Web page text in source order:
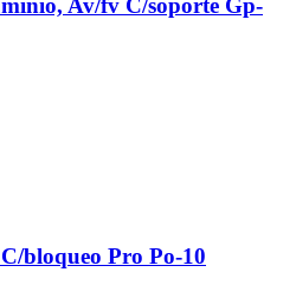
Av/fv C/soporte Gp-
bloqueo Pro Po-10